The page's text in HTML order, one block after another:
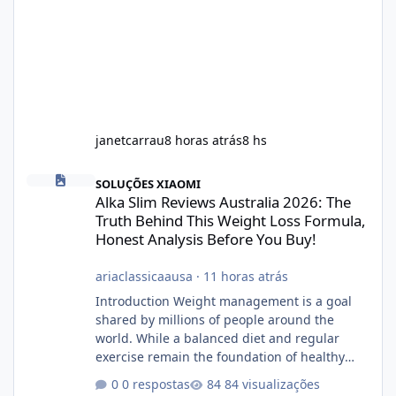
janetcarrau8 horas atrás8 hs
Alka Slim Reviews Australia 2026: The Truth Behind This
SOLUÇÕES XIAOMI
Alka Slim Reviews Australia 2026: The
Truth Behind This Weight Loss Formula,
Honest Analysis Before You Buy!
ariaclassicaausa · 11 horas atrás
Introduction Weight management is a goal
shared by millions of people around the
world. While a balanced diet and regular
exercise remain the foundation of healthy
weight loss, many individuals also explore
0 respostas 84 visualizações